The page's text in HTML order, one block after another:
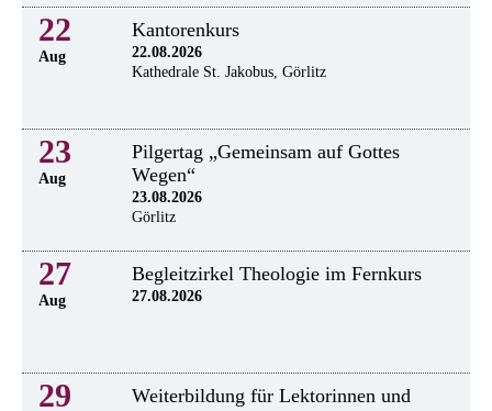
22
Aug
Kantorenkurs
22.08.2026
Kathedrale St. Jakobus, Görlitz
23
Aug
Pilgertag „Gemeinsam auf Gottes
Wegen“
23.08.2026
Görlitz
27
Aug
Begleitzirkel Theologie im Fernkurs
27.08.2026
29
Weiterbildung für Lektorinnen und